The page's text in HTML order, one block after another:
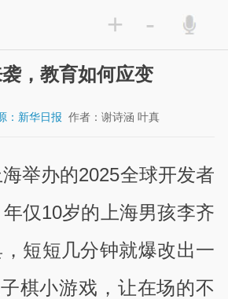
+ -
，教育如何应变
：新华日报 作者：谢诗涵 叶真
举办的2025全球开发者
仅10岁的上海男孩李齐
短短几分钟就爆改出一
棋小游戏，让在场的不